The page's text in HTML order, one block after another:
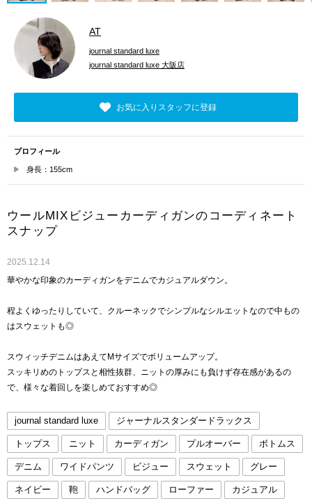
AT
journal standard luxe
journal standard luxe 大阪店
お気に入りスタッフに登録
プロフィール
身長：155cm
ウールMIXビジューカーディガンのコーディネート
スナップ
2025.12.14
華やかな印象のカーディガンをデニムでカジュアルダウン。
程よくゆったりしていて、クルーネックでシンプルなシルエットなので中もの
はスウェットも◎
スウィッチデニムはあえてMサイズでボリュームアップ。
スッキリめのトップスと相性抜群、ニットの厚みにも負けず存在感があるの
で、様々な着回しを楽しめておすすめ◎
journal standard luxe ジャーナルスタンダードラックス
トップス ニット カーディガン プルオーバー ボトムス
デニム ワイドパンツ ビジュー スウェット グレー
ネイビー 鞄 ハンドバッグ ローファー カジュアル